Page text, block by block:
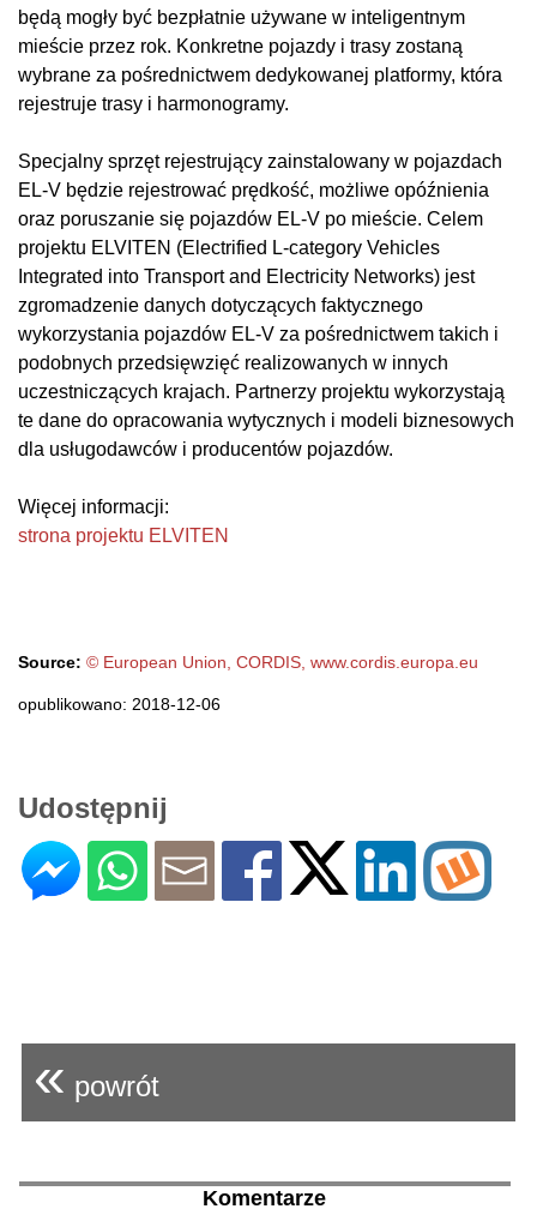
będą mogły być bezpłatnie używane w inteligentnym
mieście przez rok. Konkretne pojazdy i trasy zostaną
wybrane za pośrednictwem dedykowanej platformy, która
rejestruje trasy i harmonogramy.
Specjalny sprzęt rejestrujący zainstalowany w pojazdach
EL-V będzie rejestrować prędkość, możliwe opóźnienia
oraz poruszanie się pojazdów EL-V po mieście. Celem
projektu ELVITEN (Electrified L-category Vehicles
Integrated into Transport and Electricity Networks) jest
zgromadzenie danych dotyczących faktycznego
wykorzystania pojazdów EL-V za pośrednictwem takich i
podobnych przedsięwzięć realizowanych w innych
uczestniczących krajach. Partnerzy projektu wykorzystają
te dane do opracowania wytycznych i modeli biznesowych
dla usługodawców i producentów pojazdów.
Więcej informacji:
strona projektu ELVITEN
Source: © European Union, CORDIS, www.cordis.europa.eu
opublikowano: 2018-12-06
Udostępnij
« powrót
Komentarze